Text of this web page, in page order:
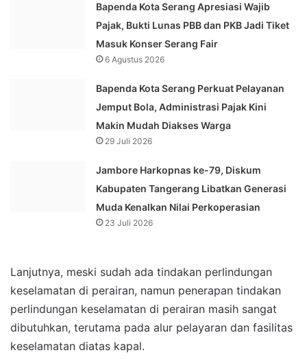
Bapenda Kota Serang Apresiasi Wajib
Pajak, Bukti Lunas PBB dan PKB Jadi Tiket
Masuk Konser Serang Fair
6 Agustus 2026
Bapenda Kota Serang Perkuat Pelayanan
Jemput Bola, Administrasi Pajak Kini
Makin Mudah Diakses Warga
29 Juli 2026
Jambore Harkopnas ke-79, Diskum
Kabupaten Tangerang Libatkan Generasi
Muda Kenalkan Nilai Perkoperasian
23 Juli 2026
Lanjutnya, meski sudah ada tindakan perlindungan
keselamatan di perairan, namun penerapan tindakan
perlindungan keselamatan di perairan masih sangat
dibutuhkan, terutama pada alur pelayaran dan fasilitas
keselamatan diatas kapal.